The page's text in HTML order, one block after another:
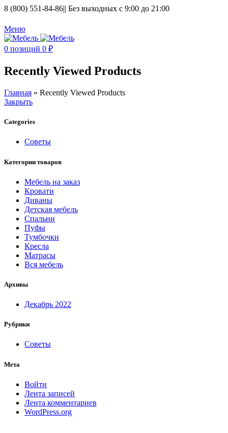
8 (800) 551-84-86|| Без выходных с 9:00 до 21:00
Меню
0 позиций 0 ₽
Recently Viewed Products
Главная » Recently Viewed Products
Закрыть
Categories
Советы
Категории товаров
Мебель на заказ
Кровати
Диваны
Детская мебель
Спальни
Пуфы
Тумбочки
Кресла
Матрасы
Вся мебель
Архивы
Декабрь 2022
Рубрики
Советы
Мета
Войти
Лента записей
Лента комментариев
WordPress.org